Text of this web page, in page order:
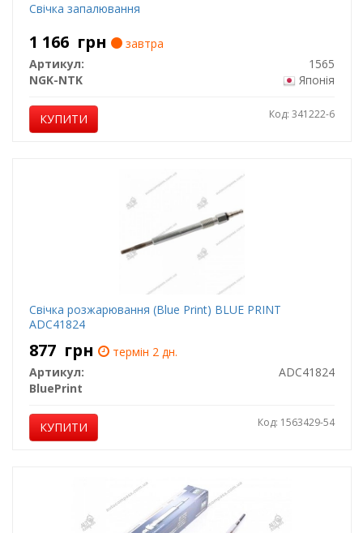
Свічка запалювання
1 166 грн
завтра
Артикул:
1565
NGK-NTK
Японія
КУПИТИ Код: 341222-6
Свічка розжарювання (Blue Print) BLUE PRINT
ADC41824
877 грн
термін 2 дн.
Артикул:
ADC41824
BluePrint
КУПИТИ Код: 1563429-54